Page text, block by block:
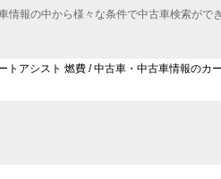
報の中から様々な条件で中古車検索がで
トアシスト 燃費 / 中古車・中古車情報のカ